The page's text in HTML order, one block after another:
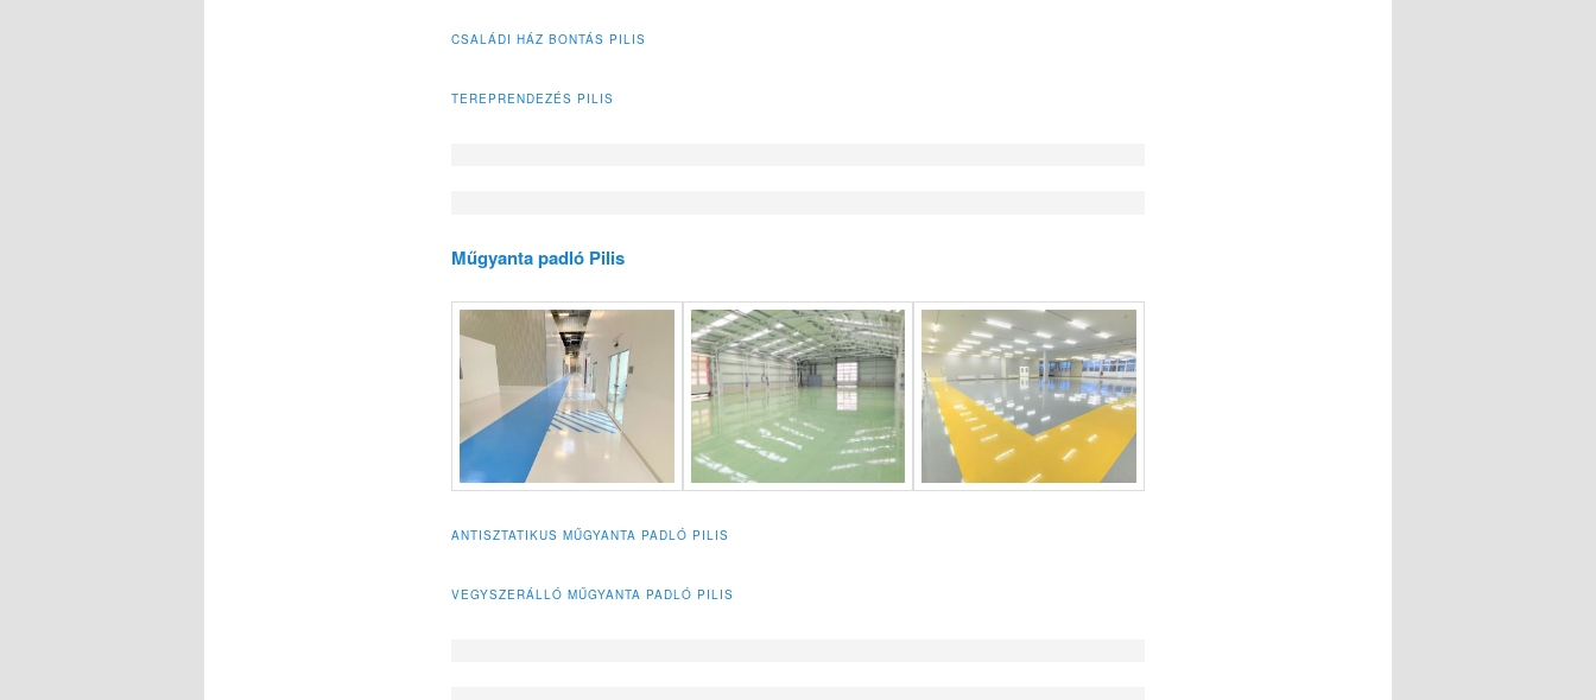
CSALÁDI HÁZ BONTÁS PILIS
TEREPRENDEZÉS PILIS
Műgyanta padló Pilis
ANTISZTATIKUS MŰGYANTA PADLÓ PILIS
VEGYSZERÁLLÓ MŰGYANTA PADLÓ PILIS